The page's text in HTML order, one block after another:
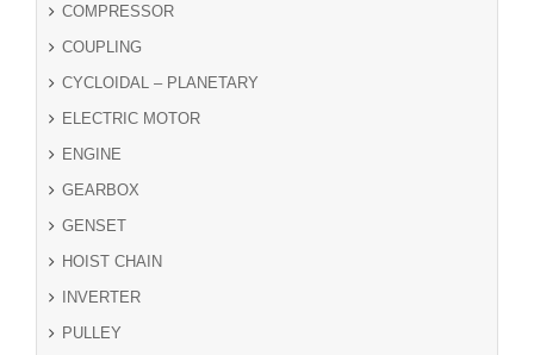
COMPRESSOR
COUPLING
CYCLOIDAL – PLANETARY
ELECTRIC MOTOR
ENGINE
GEARBOX
GENSET
HOIST CHAIN
INVERTER
PULLEY